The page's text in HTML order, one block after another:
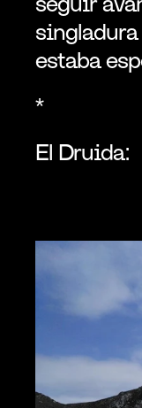
estaba
*
El Druida: